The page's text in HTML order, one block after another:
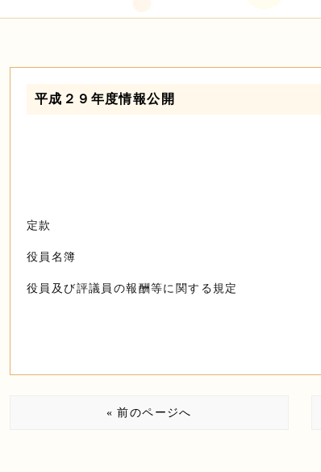
平成２９年度情報公開
定款
役員名簿
役員及び評議員の報酬等に関する規定
« 前のページへ